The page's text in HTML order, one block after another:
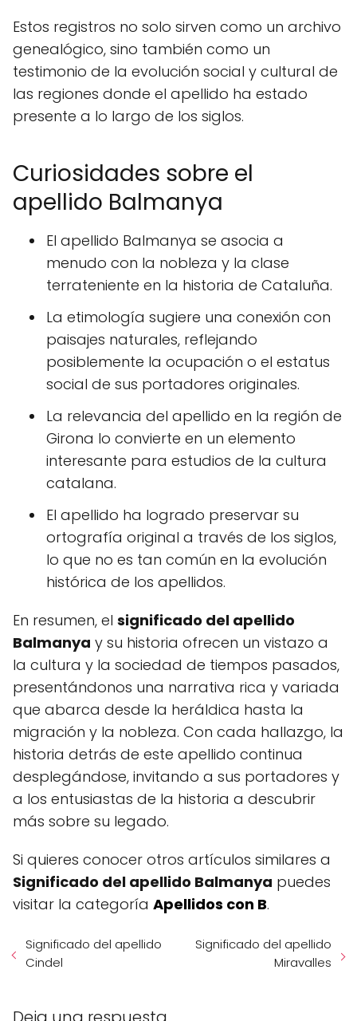
Estos registros no solo sirven como un archivo
genealógico, sino también como un
testimonio de la evolución social y cultural de
las regiones donde el apellido ha estado
presente a lo largo de los siglos.
Curiosidades sobre el
apellido Balmanya
El apellido Balmanya se asocia a
menudo con la nobleza y la clase
terrateniente en la historia de Cataluña.
La etimología sugiere una conexión con
paisajes naturales, reflejando
posiblemente la ocupación o el estatus
social de sus portadores originales.
La relevancia del apellido en la región de
Girona lo convierte en un elemento
interesante para estudios de la cultura
catalana.
El apellido ha logrado preservar su
ortografía original a través de los siglos,
lo que no es tan común en la evolución
histórica de los apellidos.
En resumen, el significado del apellido
Balmanya y su historia ofrecen un vistazo a
la cultura y la sociedad de tiempos pasados,
presentándonos una narrativa rica y variada
que abarca desde la heráldica hasta la
migración y la nobleza. Con cada hallazgo, la
historia detrás de este apellido continua
desplegándose, invitando a sus portadores y
a los entusiastas de la historia a descubrir
más sobre su legado.
Si quieres conocer otros artículos similares a
Significado del apellido Balmanya puedes
visitar la categoría Apellidos con B.
Significado del apellido
Cindel
Significado del apellido
Miravalles